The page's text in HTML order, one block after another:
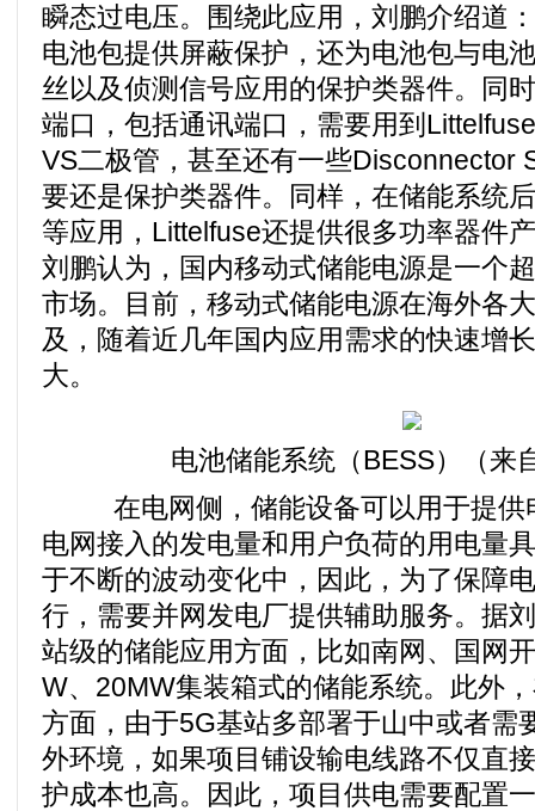
瞬态过电压。围绕此应用，刘鹏介绍道
电池包提供屏蔽保护，还为电池包与电
丝以及侦测信号应用的保护类器件。同
端口，包括通讯端口，需要用到
VS二极管，甚至还有一些Disconnector
要还是保护类器件。同样，在储能系统
等应用，Littelfuse还提供很多功率器件
刘鹏认为，国内移动式储能电源是一个
市场。目前，移动式储能电源在海外各
及，随着近几年国内应用需求的快速增
大。
电池储能系统（BESS）（来
在电网侧，储能设备可以用于提供
电网接入的发电量和用户负荷的用电量
于不断的波动变化中，因此，为了保障
行，需要并网发电厂提供辅助服务。据
站级的储能应用方面，比如南网、国网
W、20MW集装箱式的储能系统。此外
方面，由于5G基站多部署于山中或者需
外环境，如果项目铺设输电线路不仅直
护成本也高。因此，项目供电需要配置